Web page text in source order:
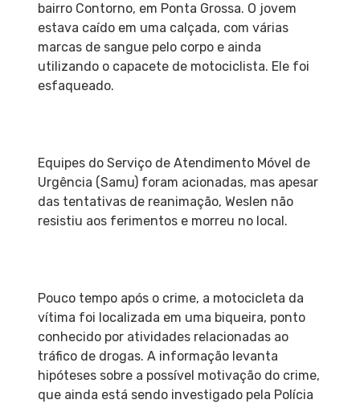
bairro Contorno, em Ponta Grossa. O jovem
estava caído em uma calçada, com várias
marcas de sangue pelo corpo e ainda
utilizando o capacete de motociclista. Ele foi
esfaqueado.
Equipes do Serviço de Atendimento Móvel de
Urgência (Samu) foram acionadas, mas apesar
das tentativas de reanimação, Weslen não
resistiu aos ferimentos e morreu no local.
Pouco tempo após o crime, a motocicleta da
vítima foi localizada em uma biqueira, ponto
conhecido por atividades relacionadas ao
tráfico de drogas. A informação levanta
hipóteses sobre a possível motivação do crime,
que ainda está sendo investigado pela Polícia